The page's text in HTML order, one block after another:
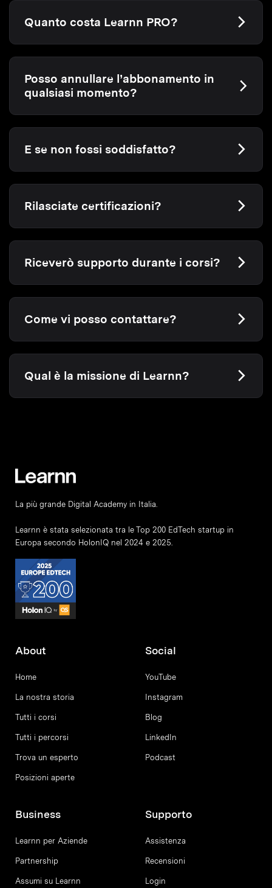
Quanto costa Learnn PRO?
Posso annullare l’abbonamento in
qualsiasi momento?
E se non fossi soddisfatto?
Rilasciate certificazioni?
Riceverò supporto durante i corsi?
Come vi posso contattare?
Qual è la missione di Learnn?
La più grande Digital Academy in Italia.
Learnn è stata selezionata tra le Top 200 EdTech startup in
Europa secondo HolonIQ nel 2024 e 2025.
About
Home
La nostra storia
Tutti i corsi
Tutti i percorsi
Trova un esperto
Posizioni aperte
Social
YouTube
Instagram
Blog
LinkedIn
Podcast
Business
Learnn per Aziende
Partnership
Assumi su Learnn
Supporto
Assistenza
Recensioni
Login